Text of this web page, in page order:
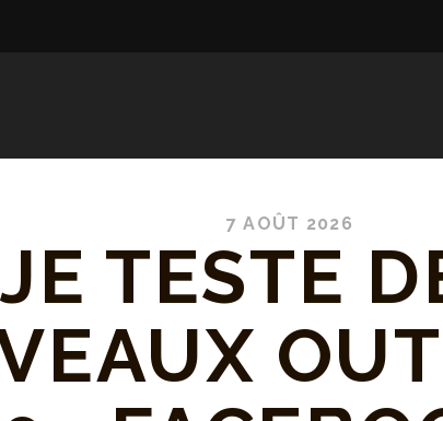
7 AOÛT 2026
JE TESTE